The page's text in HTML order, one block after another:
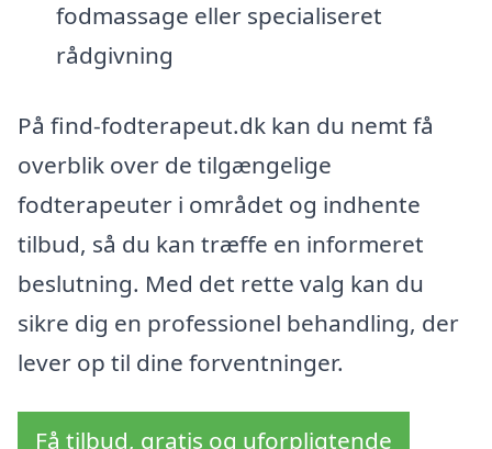
fodmassage eller specialiseret
rådgivning
På find-fodterapeut.dk kan du nemt få
overblik over de tilgængelige
fodterapeuter i området og indhente
tilbud, så du kan træffe en informeret
beslutning. Med det rette valg kan du
sikre dig en professionel behandling, der
lever op til dine forventninger.
Få tilbud, gratis og uforpligtende